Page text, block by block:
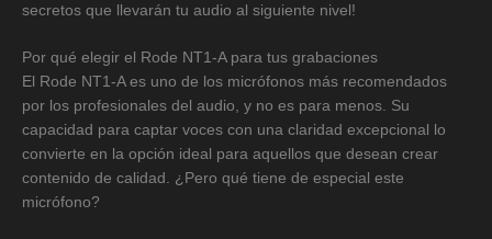
secretos que llevarán tu audio al siguiente nivel!
Por qué elegir el Rode NT1-A para tus grabaciones
El Rode NT1-A es uno de los micrófonos más recomendados
por los profesionales del audio, y no es para menos. Su
capacidad para captar voces con una claridad excepcional lo
convierte en la opción ideal para aquellos que desean crear
contenido de calidad. ¿Pero qué tiene de especial este
micrófono?